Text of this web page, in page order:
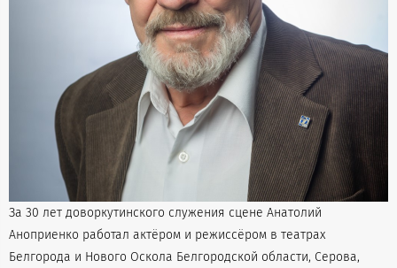
За 30 лет доворкутинского служения сцене Анатолий
Аноприенко работал актёром и режиссёром в театрах
Белгорода и Нового Оскола Белгородской области, Серова,